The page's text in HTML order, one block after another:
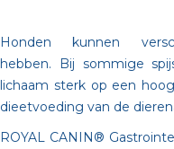
Honden kunnen
hebben. Bij sommige
lichaam sterk op een
dieetvoeding van de
ROYAL CANIN®